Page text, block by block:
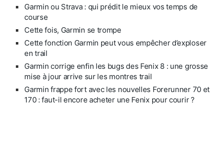
Garmin ou Strava : qui prédit le mieux vos temps de
course
Cette fois, Garmin se trompe
Cette fonction Garmin peut vous empêcher d’exploser
en trail
Garmin corrige enfin les bugs des Fenix 8 : une grosse
mise à jour arrive sur les montres trail
Garmin frappe fort avec les nouvelles Forerunner 70 et
170 : faut-il encore acheter une Fenix pour courir ?